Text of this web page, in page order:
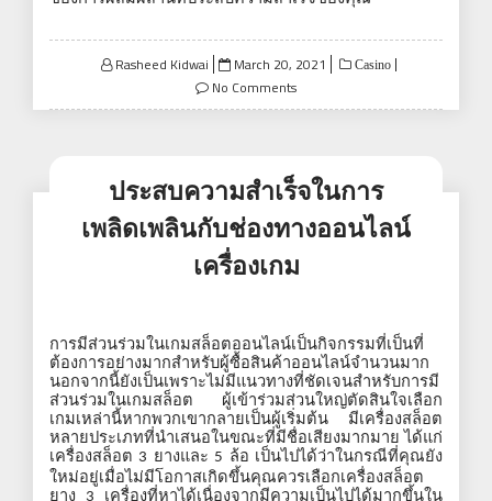
Rasheed Kidwai
Posted
on
March 20, 2021 Casino
No Comments
ประสบความสำเร็จในการ
เพลิดเพลินกับช่องทางออนไลน์
เครื่องเกม
การมีส่วนร่วมในเกมสล็อตออนไลน์เป็นกิจกรรมที่เป็นที่
ต้องการอย่างมากสำหรับผู้ซื้อสินค้าออนไลน์จำนวนมาก
นอกจากนี้ยังเป็นเพราะไม่มีแนวทางที่ชัดเจนสำหรับการมี
ส่วนร่วมในเกมสล็อต
ผู้เข้าร่วมส่วนใหญ่ตัดสินใจเลือก
เกมเหล่านี้หากพวกเขากลายเป็นผู้เริ่มต้น
มีเครื่องสล็อต
หลายประเภทที่นำเสนอในขณะที่มีชื่อเสียงมากมาย ได้แก่
เครื่องสล็อต 3 ยางและ 5 ล้อ เป็นไปได้ว่าในกรณีที่คุณยัง
ใหม่อยู่เมื่อไม่มีโอกาสเกิดขึ้นคุณควรเลือกเครื่องสล็อต
ยาง 3 เครื่องที่หาได้เนื่องจากมีความเป็นไปได้มากขึ้นใน